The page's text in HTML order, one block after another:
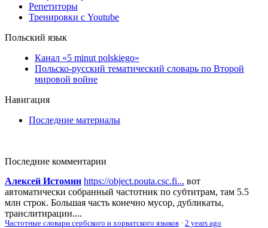
Репетиторы
Тренировки с Youtube
Польский язык
Канал «5 minut polskiego»
Польско-русский тематический словарь по Второй
мировой войне
Навигация
Последние материалы
Последние комментарии
Алексей Истомин https://object.pouta.csc.fi... вот
автоматически собранный частотник по субтитрам, там 5.5
млн строк. Большая часть конечно мусор, дубликаты,
транслитирации....
Частотные словари сербского и хорватского языков · 2 years ago